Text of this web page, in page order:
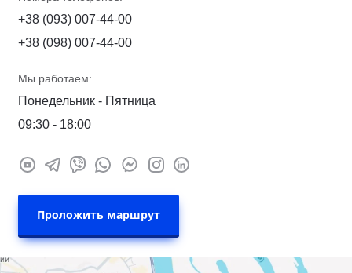
+38 (093) 007-44-00
+38 (098) 007-44-00
Мы работаем:
Понедельник - Пятница
09:30 - 18:00
Проложить маршрут